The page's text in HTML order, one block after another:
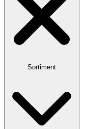
Sortiment